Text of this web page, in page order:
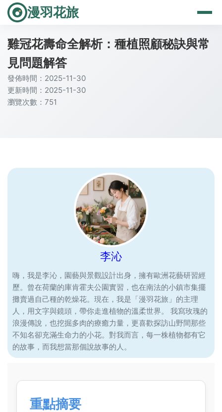
漫羽花旅
雞冠花壽命全解析：種植照顧秘訣與常
見問題解答
發佈時間：2025-11-30
更新時間：2025-11-30
瀏覽次數：751
李沁
嗨，我是李沁，園藝與景觀設計出身，擁有歐洲花藝研習經
歷。曾在荷蘭的庫肯霍夫公園實習，也在南法的小鎮市集擺
攤賣過自己種的乾燥花。現在，我是「漫羽花旅」的主理
人，用文字與鏡頭，帶你走進植物的溫柔世界。 我寫玫瑰的
浪漫傳說，也挖掘多肉的療癒力量，更喜歡探訪山野間那些
不知名卻充滿生命力的小花。對我而言，每一株植物都有它
的故事，而我想當那個說故事的人。
重點摘要